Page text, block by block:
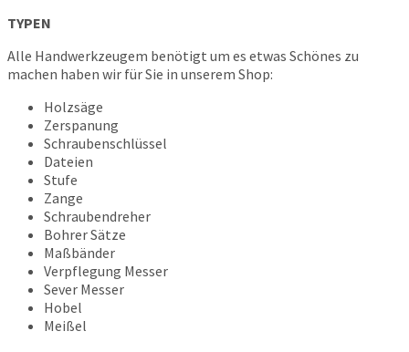
TYPEN
Alle Handwerkzeugem benötigt um es etwas Schönes zu
machen haben wir für Sie in unserem Shop:
Holzsäge
Zerspanung
Schraubenschlüssel
Dateien
Stufe
Zange
Schraubendreher
Bohrer Sätze
Maßbänder
Verpflegung Messer
Sever Messer
Hobel
Meißel